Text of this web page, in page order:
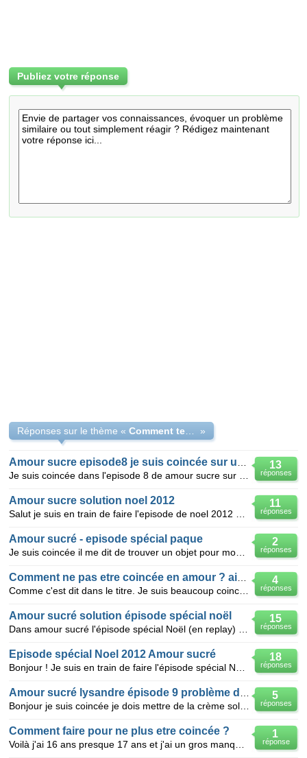
Publiez votre réponse
Réponses sur le thème « »
13
réponses
11
réponses
Amour sucre solution noel 2012
2
réponses
Amour sucré - episode spécial paque
4
réponses
15
réponses
Amour sucré solution épisode spécial noël
18
réponses
Episode spécial Noel 2012 Amour sucré
5
réponses
1
réponse
Comment faire pour ne plus etre coincée ?